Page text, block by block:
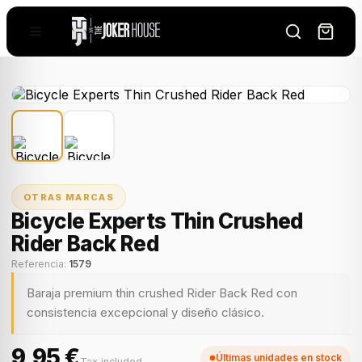
OTRAS MARCAS
Bicycle Experts Thin Crushed
Rider Back Red
Referencia: 1579
Baraja premium thin crushed Rider Back Red con
consistencia excepcional y diseño clásico.
Últimas unidades en stock